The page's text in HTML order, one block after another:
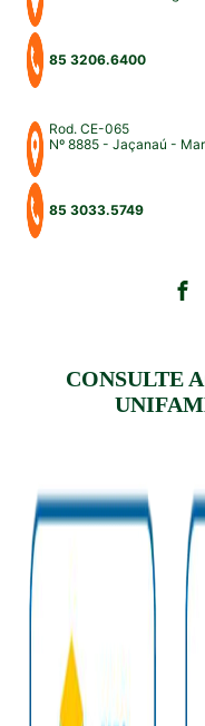
85 3206.6400
Rod. CE-065
Nº 8885 - Jaçanaú -
85 3033.5749
CONSULTE